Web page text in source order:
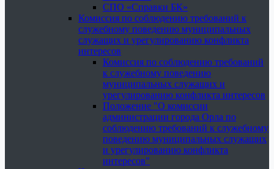
СПО «Справки БК»
Комиссия по соблюдению требований к
служебному поведению муниципальных
служащих и урегулированию конфликта
интересов
Комиссия по соблюдению требований
к служебному поведению
муниципальных служащих и
урегулированию конфликта интересов
Положение "О комиссии
администрации города Орла по
соблюдению требований к служебному
поведению муниципальных служащих
и урегулированию конфликта
интересов"